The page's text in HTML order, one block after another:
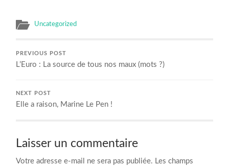
Uncategorized
PREVIOUS POST
L’Euro : La source de tous nos maux (mots ?)
NEXT POST
Elle a raison, Marine Le Pen !
Laisser un commentaire
Votre adresse e-mail ne sera pas publiée. Les champs